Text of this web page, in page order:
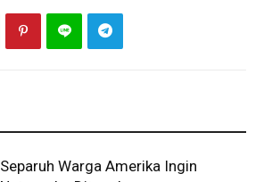
Separuh Warga Amerika Ingin